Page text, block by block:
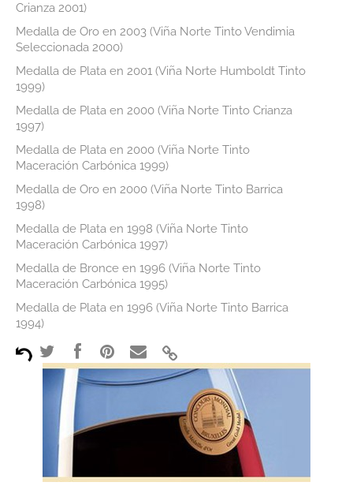
Crianza 2001)
Medalla de Oro en 2003 (Viña Norte Tinto Vendimia
Seleccionada 2000)
Medalla de Plata en 2001 (Viña Norte Humboldt Tinto
1999)
Medalla de Plata en 2000 (Viña Norte Tinto Crianza
1997)
Medalla de Plata en 2000 (Viña Norte Tinto
Maceración Carbónica 1999)
Medalla de Oro en 2000 (Viña Norte Tinto Barrica
1998)
Medalla de Plata en 1998 (Viña Norte Tinto
Maceración Carbónica 1997)
Medalla de Bronce en 1996 (Viña Norte Tinto
Maceración Carbónica 1995)
Medalla de Plata en 1996 (Viña Norte Tinto Barrica
1994)